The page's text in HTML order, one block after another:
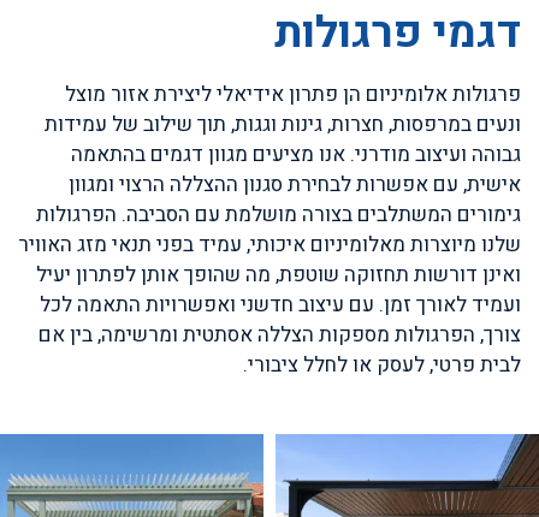
דגמי פרגולות
פרגולות אלומיניום הן פתרון אידיאלי ליצירת אזור מוצל
ונעים במרפסות, חצרות, גינות וגגות, תוך שילוב של עמידות
גבוהה ועיצוב מודרני. אנו מציעים מגוון דגמים בהתאמה
אישית, עם אפשרות לבחירת סגנון ההצללה הרצוי ומגוון
גימורים המשתלבים בצורה מושלמת עם הסביבה. הפרגולות
שלנו מיוצרות מאלומיניום איכותי, עמיד בפני תנאי מזג האוויר
ואינן דורשות תחזוקה שוטפת, מה שהופך אותן לפתרון יעיל
ועמיד לאורך זמן. עם עיצוב חדשני ואפשרויות התאמה לכל
צורך, הפרגולות מספקות הצללה אסתטית ומרשימה, בין אם
לבית פרטי, לעסק או לחלל ציבורי.